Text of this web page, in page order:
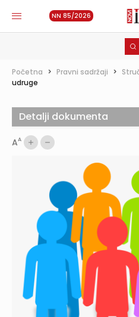
NN 85/2026
Početna > Pravni sadržaji >
udruge
AA
Detalji dokumenta